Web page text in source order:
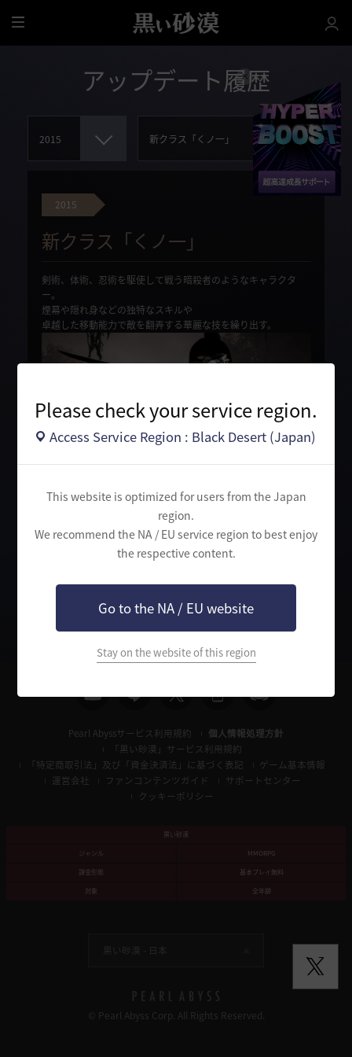
Please check your service region.
Access Service Region : Black Desert (Japan)
This website is optimized for users from the Japan
region.
We recommend the NA / EU service region to best enjoy
the respective content.
Go to the NA / EU website
Stay on the website of this region
全
体
アップデート履歴
2015
新クラス「くノ一」
剣術、体術、忍術を駆使して戦う暗殺者のようなキャラクタ
ー。
煙幕や隠れ身などの独特なスキルや
卓越した移動能力で敵を翻弄する華麗な技を繰り出す。
Pearl Abyssサービス利用規約
個人情報処理方針
「黒い砂漠」サービス利用規約
「特定商取引法」及び「資金決済法」に基づく表記
ゲーム基本情報
運営会社
ファンコンテンツガイド
サポートセンター
クッキーポリシー
黒い砂漠
ジャンル
MMORPG
課金形態
基本プレイ無料
対象
全年齢
黒い砂漠 - 日本
© Pearl Abyss Corp. All Rights Reserved.